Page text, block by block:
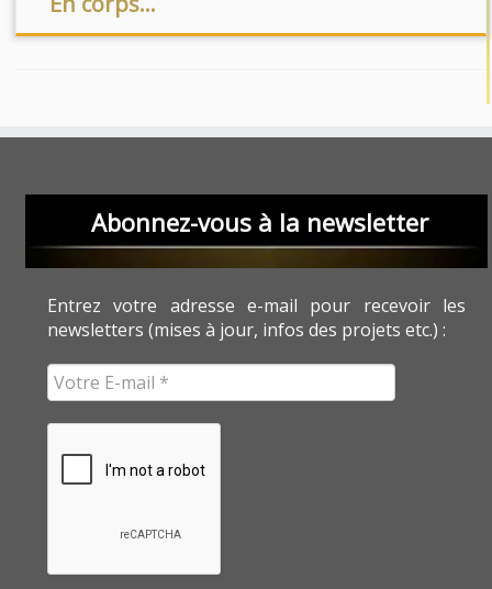
Abonnez-vous à la newsletter
Entrez votre adresse e-mail pour recevoir les
newsletters (mises à jour, infos des projets etc.) :